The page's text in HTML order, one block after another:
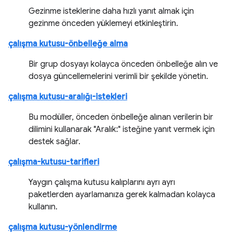
Gezinme isteklerine daha hızlı yanıt almak için
gezinme önceden yüklemeyi etkinleştirin.
çalışma kutusu-önbelleğe alma
Bir grup dosyayı kolayca önceden önbelleğe alın ve
dosya güncellemelerini verimli bir şekilde yönetin.
çalışma kutusu-aralığı-istekleri
Bu modüller, önceden önbelleğe alınan verilerin bir
dilimini kullanarak "Aralık:" isteğine yanıt vermek için
destek sağlar.
çalışma-kutusu-tarifleri
Yaygın çalışma kutusu kalıplarını ayrı ayrı
paketlerden ayarlamanıza gerek kalmadan kolayca
kullanın.
çalışma kutusu-yönlendirme